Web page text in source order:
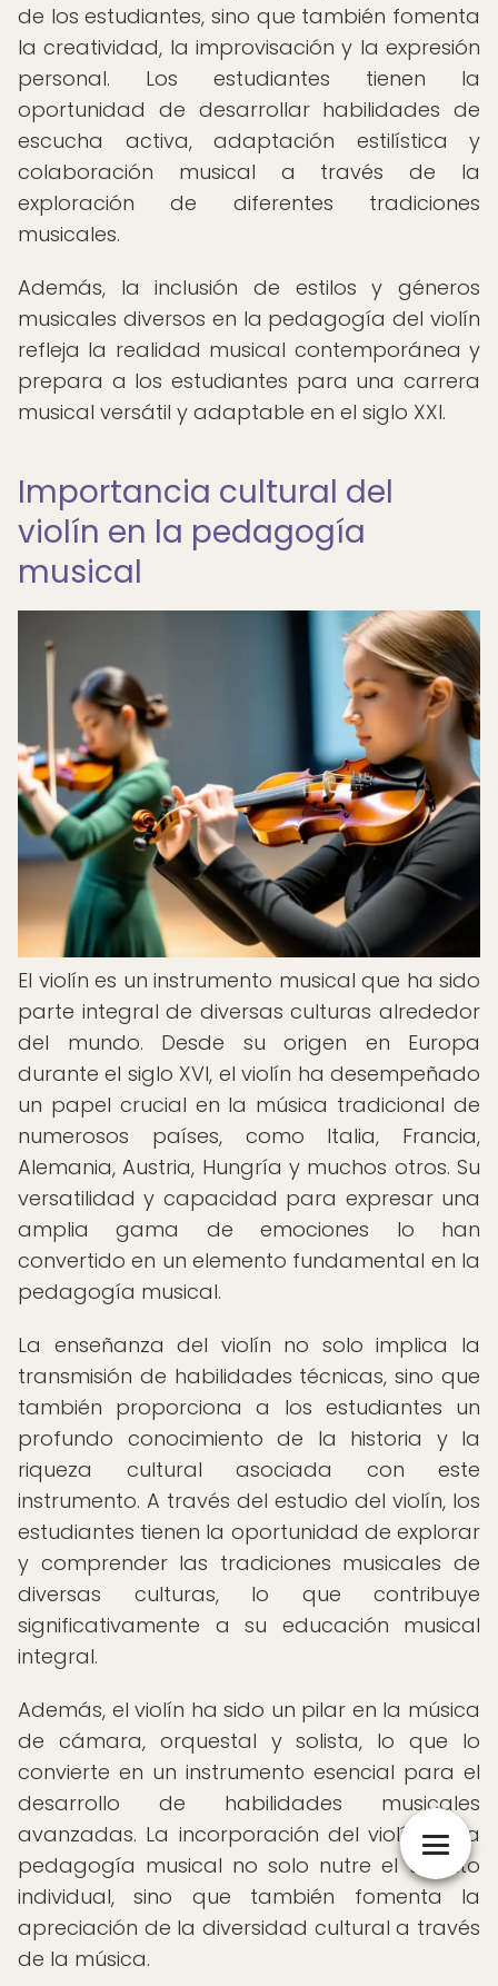
de los estudiantes, sino que también fomenta
la creatividad, la improvisación y la expresión
personal. Los estudiantes tienen la
oportunidad de desarrollar habilidades de
escucha activa, adaptación estilística y
colaboración musical a través de la
exploración de diferentes tradiciones
musicales.
Además, la inclusión de estilos y géneros
musicales diversos en la pedagogía del violín
refleja la realidad musical contemporánea y
prepara a los estudiantes para una carrera
musical versátil y adaptable en el siglo XXI.
Importancia cultural del
violín en la pedagogía
musical
El violín es un instrumento musical que ha sido
parte integral de diversas culturas alrededor
del mundo. Desde su origen en Europa
durante el siglo XVI, el violín ha desempeñado
un papel crucial en la música tradicional de
numerosos países, como Italia, Francia,
Alemania, Austria, Hungría y muchos otros. Su
versatilidad y capacidad para expresar una
amplia gama de emociones lo han
convertido en un elemento fundamental en la
pedagogía musical.
La enseñanza del violín no solo implica la
transmisión de habilidades técnicas, sino que
también proporciona a los estudiantes un
profundo conocimiento de la historia y la
riqueza cultural asociada con este
instrumento. A través del estudio del violín, los
estudiantes tienen la oportunidad de explorar
y comprender las tradiciones musicales de
diversas culturas, lo que contribuye
significativamente a su educación musical
integral.
Además, el violín ha sido un pilar en la música
de cámara, orquestal y solista, lo que lo
convierte en un instrumento esencial para el
desarrollo de habilidades musicales
avanzadas. La incorporación del violín en la
pedagogía musical no solo nutre el talento
individual, sino que también fomenta la
apreciación de la diversidad cultural a través
de la música.